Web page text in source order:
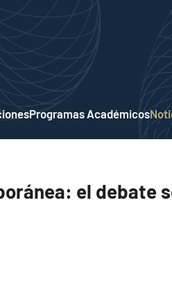
Programas Académicos
el debate